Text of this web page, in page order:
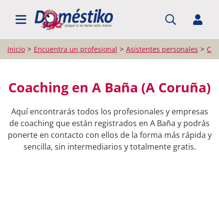
BUSCAR PROFESIONALES
Inicio Encuentra un profesional Asistentes personales
Coaching en A Baña (A Coruña)
Aquí encontrarás todos los profesionales y empresas
de coaching que están registrados en A Baña y podrás
ponerte en contacto con ellos de la forma más rápida y
sencilla, sin intermediarios y totalmente gratis.